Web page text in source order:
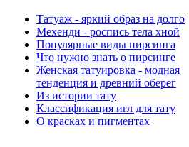
Татуаж - яркий образ на долго
Мехенди - роспись тела хной
Популярные виды пирсинга
Что нужно знать о пирсинге
Женская татуировка - модная
тенденция и древний оберег
Из истории тату
Классификация игл для тату
О красках и пигментах